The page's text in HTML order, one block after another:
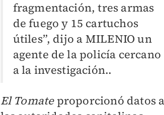
fragmentación, tres armas
de fuego y 15 cartuchos
útiles”, dijo a MILENIOun
agente de la policía cercano
a la investigación..
El Tomateproporcionó datos a